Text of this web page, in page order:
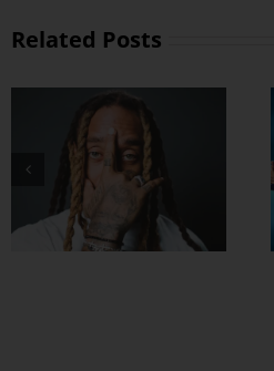
Related Posts
Drake နဲ့ Central
Cee တို့ ပေါင်းဖြုတ်
ထားတဲ့ Which One